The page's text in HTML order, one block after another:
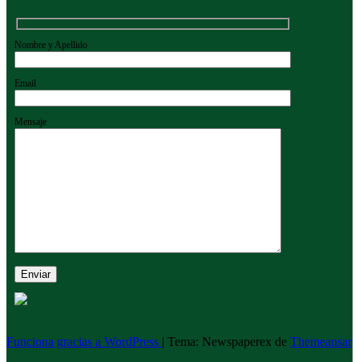
Nombre y Apellido
Email
Mensaje
Funciona gracias a WordPress | Tema: Newspaperex de Themeansar